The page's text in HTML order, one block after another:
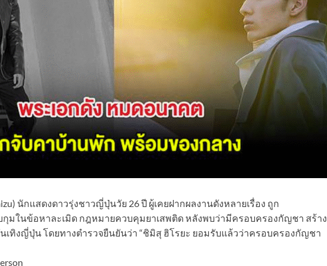
นักแสดงดาวรุ่งชาวญี่ปุ่นวัย 26 ปี ผู้เคยฝากผลงานดังหลายเรื่อง ถูก
กุมในข้อหาละเมิด กฎหมายควบคุมยาเสพติด หลังพบว่ามีครอบครองกัญชา สร้าง
เทิงญี่ปุ่น โดยทางตำรวจยืนยันว่า “ชิมิสุ ฮิโรยะ ยอมรับแล้วว่าครอบครองกัญชา